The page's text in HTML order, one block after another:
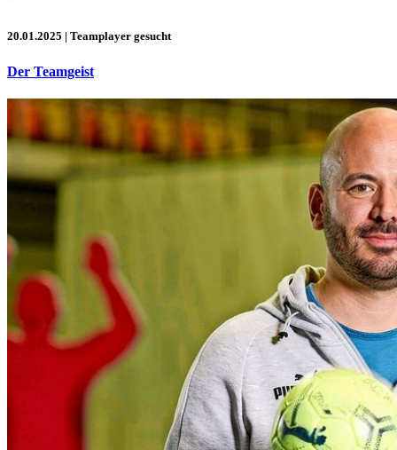
20.01.2025 | Teamplayer gesucht
Der Teamgeist